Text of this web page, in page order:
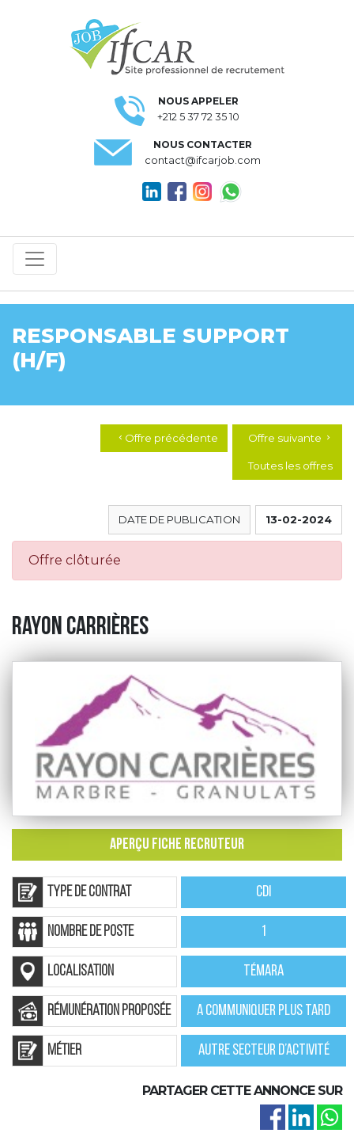
NOUS APPELER
+212 5 37 72 35 10
NOUS CONTACTER
contact@ifcarjob.com
RESPONSABLE SUPPORT
(H/F)
Offre suivante chevron_right
chevron_left Offre précédente
Toutes les offres
13-02-2024
DATE DE PUBLICATION
Offre clôturée
RAYON CARRIÈRES
APERÇU FICHE RECRUTEUR
Type de contrat CDI
nombre de poste 1
localisation Témara
rémunération proposée A communiquer plus tard
Métier Autre secteur d’activité
PARTAGER CETTE ANNONCE SUR